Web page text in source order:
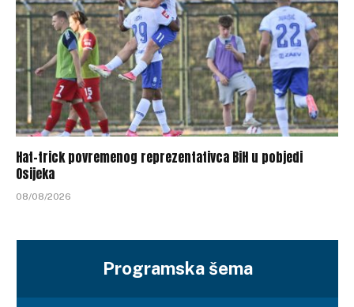
Hat-trick povremenog reprezentativca BiH u pobjedi
Osijeka
08/08/2026
Programska šema